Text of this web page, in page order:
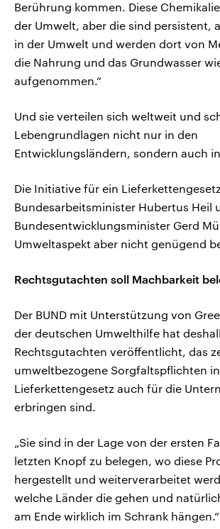
Berührung kommen. Diese
der Umwelt, aber die sind persistent,
in der Umwelt und werden dort von
die Nahrung und das Grundwasser
aufgenommen.“
Und sie verteilen sich weltweit und
Lebengrundlagen nicht nur in den
Entwicklungsländern, sondern auch
Die Initiative für ein
Bundesarbeitsminister Hubertus Heil
Bundesentwicklungsminister Gerd
Umweltaspekt aber nicht genügend
Rechtsgutachten soll Machbarkeit
Der BUND mit Unterstützung von
der deutschen Umwelthilfe hat
Rechtsgutachten veröffentlicht, das
umweltbezogene Sorgfaltspflichten
Lieferkettengesetz auch für die
erbringen sind.
„Sie sind in der Lage von der ersten
letzten Knopf zu belegen, wo diese
hergestellt und weiterverarbeitet
welche Länder die gehen und
am Ende wirklich im Schrank hängen.“